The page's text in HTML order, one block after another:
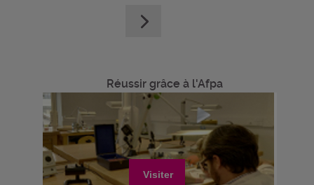
Réussir grâce à l'Afpa
Visiter